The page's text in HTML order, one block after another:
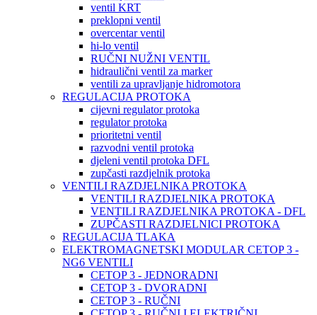
ventil KRT
preklopni ventil
overcentar ventil
hi-lo ventil
RUČNI NUŽNI VENTIL
hidraulični ventil za marker
ventili za upravljanje hidromotora
REGULACIJA PROTOKA
cijevni regulator protoka
regulator protoka
prioritetni ventil
razvodni ventil protoka
djeleni ventil protoka DFL
zupčasti razdjelnik protoka
VENTILI RAZDJELNIKA PROTOKA
VENTILI RAZDJELNIKA PROTOKA
VENTILI RAZDJELNIKA PROTOKA - DFL
ZUPČASTI RAZDJELNICI PROTOKA
REGULACIJA TLAKA
ELEKTROMAGNETSKI MODULAR CETOP 3 -
NG6 VENTILI
CETOP 3 - JEDNORADNI
CETOP 3 - DVORADNI
CETOP 3 - RUČNI